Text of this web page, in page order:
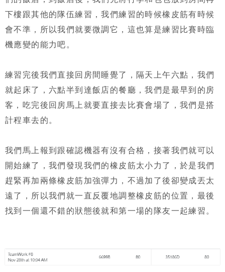
下樓跟其他的隊伍練習，我們練習的時候橡皮筋有時候
會不準，所以我們就要微調它，這也算是練習比賽時臨
機應變的能力吧。
練習完後我們直接回房間睡覺了，隔天上午六點，我們
就起床了，六點半到達飯店的餐廳，我們是最早到的房
客，吃完後回房馬上就要直接去比賽會場了，我們是搭
計程車去的。
我們馬上報到跟確認機器有沒有合格，接著我們就可以
開始練了，我們發現我們的橡皮筋太小力了，於是我們
趕緊再加兩條橡皮筋加強彈力，不過加了後卻變成丟太
遠了，所以我們就一直反覆地調整橡皮筋的位置，最後
找到一個還不錯的狀態後就和第一場的隊友一起練習。